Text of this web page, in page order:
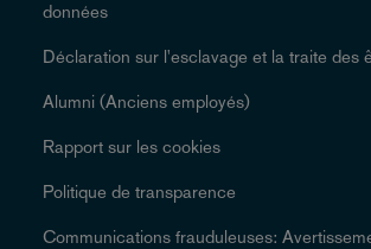
données
Déclaration sur l'esclavage et la traite des
Alumni (Anciens employés)
Rapport sur les cookies
Politique de transparence
Communications frauduleuses: